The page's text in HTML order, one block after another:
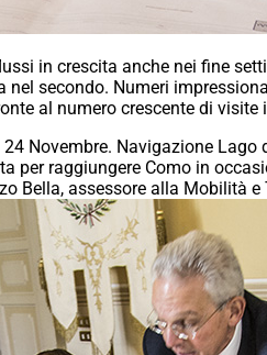
in crescita anche nei fine
nel secondo. Numeri
al numero crescente di visite
Novembre. Navigazione
per raggiungere Como in
Bella, assessore alla Mobilità e